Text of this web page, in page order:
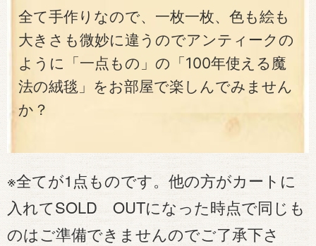
全て手作りなので、一枚一枚、色も絵も
大きさも微妙に違うのでアンティークの
ように「一点もの」の「100年使える魔
法の絨毯」をお部屋で楽しんでみません
か？
※全てが1点ものです。他の方がカートに
入れてSOLD OUTになった時点で同じも
のはご準備できませんのでご了承下さ